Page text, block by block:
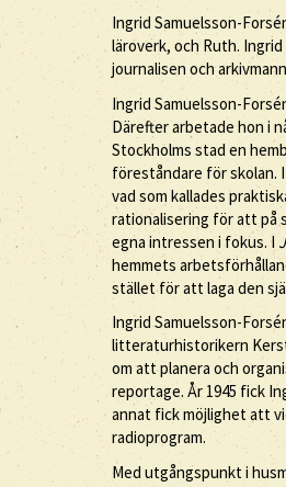
Ingrid Samuelsson-
läroverk, och Ruth. Ingrid
journalisen och
Ingrid Samuelsson-
Därefter arbetade hon i
Stockholms stad en
föreståndare för skolan.
vad som kallades
rationalisering för att på
egna intressen i fokus. I
hemmets
stället för att laga den
Ingrid Samuelsson-
litteraturhistorikern
om att planera och
reportage. År 1945 fick
annat fick möjlighet att
radioprogram.
Med utgångspunkt i